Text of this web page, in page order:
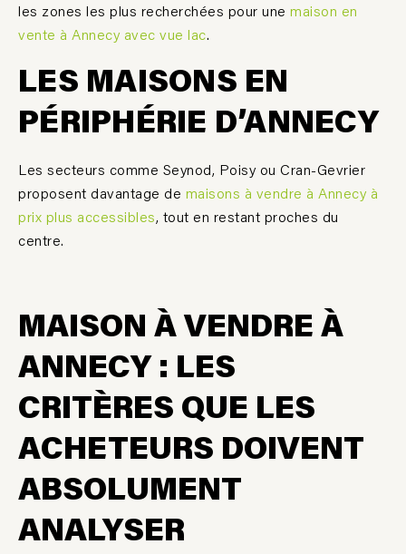
les zones les plus recherchées pour une maison en
vente à Annecy avec vue lac.
LES MAISONS EN
PÉRIPHÉRIE D’ANNECY
Les secteurs comme Seynod, Poisy ou Cran-Gevrier
proposent davantage de maisons à vendre à Annecy à
prix plus accessibles, tout en restant proches du
centre.
MAISON À VENDRE À
ANNECY : LES
CRITÈRES QUE LES
ACHETEURS DOIVENT
ABSOLUMENT
ANALYSER